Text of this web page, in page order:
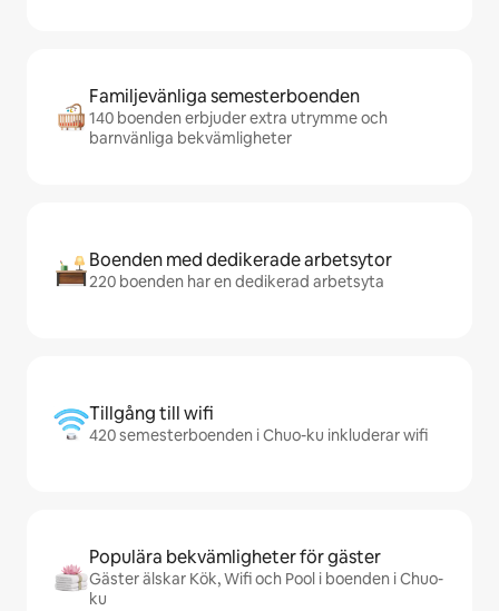
Familjevänliga semesterboenden
140 boenden erbjuder extra utrymme och
barnvänliga bekvämligheter
Boenden med dedikerade arbetsytor
220 boenden har en dedikerad arbetsyta
Tillgång till wifi
420 semesterboenden i Chuo-ku inkluderar wifi
Populära bekvämligheter för gäster
Gäster älskar Kök, Wifi och Pool i boenden i Chuo-
ku